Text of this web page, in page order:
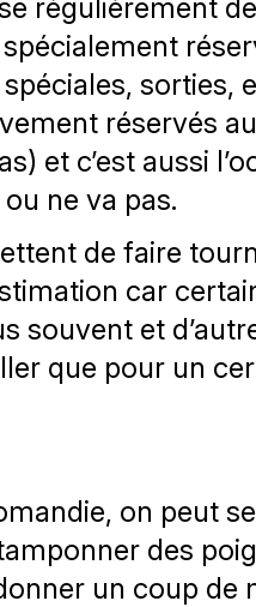
régulièrement
sorties,
réservés
et c’est aussi
ne va pas.
de faire
car
souvent et
que pour un
on peut
des
un coup de